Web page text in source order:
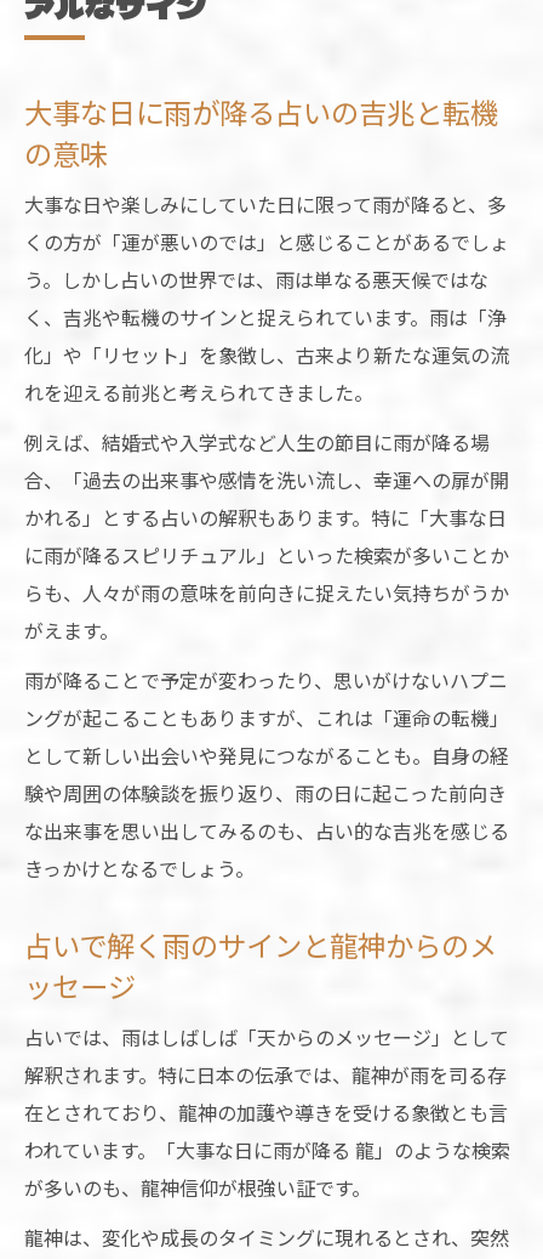
大事な日に雨が降る占いの吉兆と転機
の意味
大事な日や楽しみにしていた日に限って雨が降ると、多
くの方が「運が悪いのでは」と感じることがあるでしょ
う。しかし占いの世界では、雨は単なる悪天候ではな
く、吉兆や転機のサインと捉えられています。雨は「浄
化」や「リセット」を象徴し、古来より新たな運気の流
れを迎える前兆と考えられてきました。
例えば、結婚式や入学式など人生の節目に雨が降る場
合、「過去の出来事や感情を洗い流し、幸運への扉が開
かれる」とする占いの解釈もあります。特に「大事な日
に雨が降るスピリチュアル」といった検索が多いことか
らも、人々が雨の意味を前向きに捉えたい気持ちがうか
がえます。
雨が降ることで予定が変わったり、思いがけないハプニ
ングが起こることもありますが、これは「運命の転機」
として新しい出会いや発見につながることも。自身の経
験や周囲の体験談を振り返り、雨の日に起こった前向き
な出来事を思い出してみるのも、占い的な吉兆を感じる
きっかけとなるでしょう。
占いで解く雨のサインと龍神からのメ
ッセージ
占いでは、雨はしばしば「天からのメッセージ」として
解釈されます。特に日本の伝承では、龍神が雨を司る存
在とされており、龍神の加護や導きを受ける象徴とも言
われています。「大事な日に雨が降る 龍」のような検索
が多いのも、龍神信仰が根強い証です。
龍神は、変化や成長のタイミングに現れるとされ、突然